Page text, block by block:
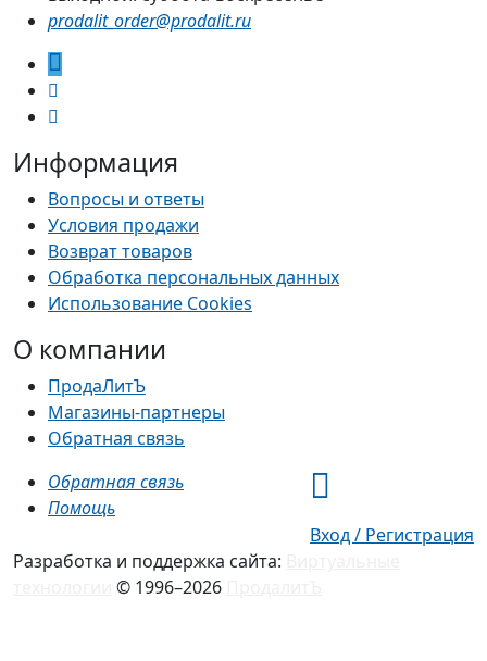
prodalit_order@prodalit.ru
Информация
Вопросы и ответы
Условия продажи
Возврат товаров
Обработка персональных данных
Использование Cookies
О компании
ПродаЛитЪ
Магазины-партнеры
Обратная связь
Обратная связь
Помощь
Вход / Регистрация
Разработка и поддержка сайта:
© 1996–2026